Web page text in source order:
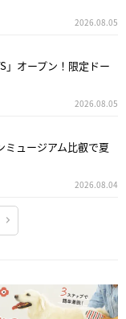
2026.08.05
」オープン！限定ドー
2026.08.05
ミュージアム比叡で夏
2026.08.04